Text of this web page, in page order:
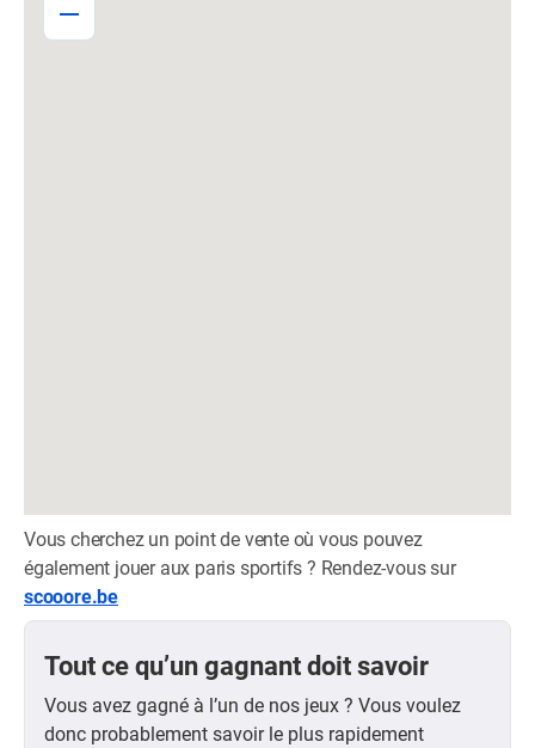
Vous cherchez un point de vente où vous pouvez
également jouer aux paris sportifs ? Rendez-vous sur
scooore.be
Tout ce qu’un gagnant doit savoir
Vous avez gagné à l’un de nos jeux ? Vous voulez
donc probablement savoir le plus rapidement